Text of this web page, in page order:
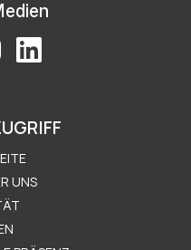
UNS